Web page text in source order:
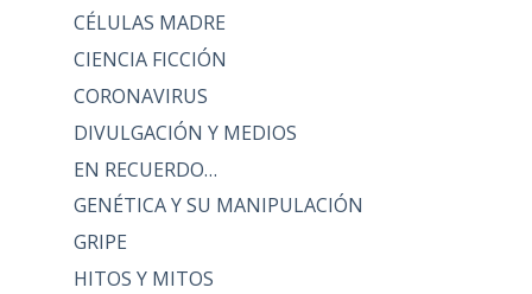
CÉLULAS MADRE
CIENCIA FICCIÓN
CORONAVIRUS
DIVULGACIÓN Y MEDIOS
EN RECUERDO…
GENÉTICA Y SU MANIPULACIÓN
GRIPE
HITOS Y MITOS